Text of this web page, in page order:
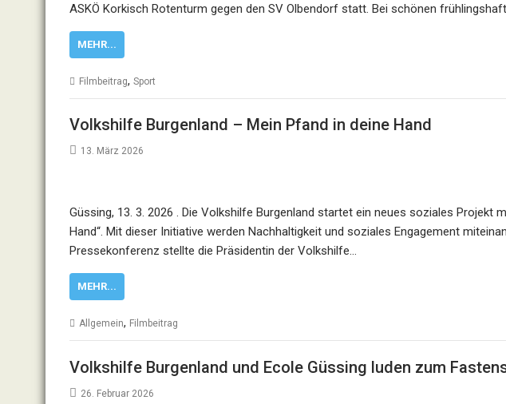
ASKÖ Korkisch Rotenturm gegen den SV Olbendorf statt. Bei schönen
MEHR...
Filmbeitrag, Sport
Volkshilfe Burgenland – Mein Pfand in deine Hand
13. März 2026
Güssing, 13. 3. 2026 . Die Volkshilfe Burgenland startet ein neues soziales Projekt
Hand“. Mit dieser Initiative werden Nachhaltigkeit und soziales Engagement
Pressekonferenz stellte die Präsidentin der Volkshilfe…
MEHR...
Allgemein, Filmbeitrag
Volkshilfe Burgenland und Ecole Güssing luden zum
26. Februar 2026